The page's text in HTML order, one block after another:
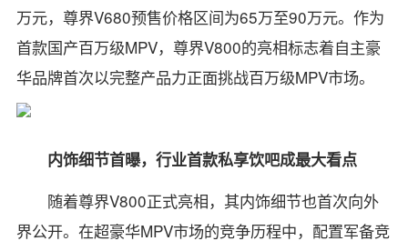
万元，尊界V680预售价格区间为65万至90万元。作为
首款国产百万级MPV，尊界V800的亮相标志着自主豪
华品牌首次以完整产品力正面挑战百万级MPV市场。
内饰细节首曝，行业首款私享饮吧成最大看点
随着尊界V800正式亮相，其内饰细节也首次向外
界公开。在超豪华MPV市场的竞争历程中，配置军备竞